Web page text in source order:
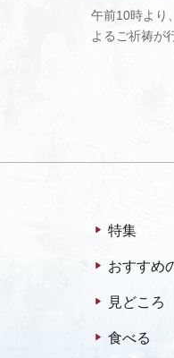
午前10時より
よるご祈祷が
特集
おすすめ
見どころ
食べる